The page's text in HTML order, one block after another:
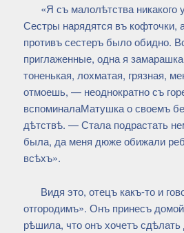
«Я съ малолѣтства никакого
Сестры нарядятся въ кофточки,
противъ сестеръ было обидно.
приглаженные, одна я
тоненькая, лохматая, грязная,
отмоешь, — неоднократно съ
вспоминалаМатушка о своемъ
дѣтствѣ. — Стала подрастать
была, да меня дюже обижали
всѣхъ».
Видя это, отецъ какъ-то и
отгородимъ». Онъ принесъ
рѣшила, что онъ хочетъ сдѣлать